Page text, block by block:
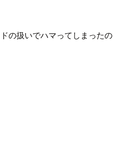
の扱いでハマってしまった